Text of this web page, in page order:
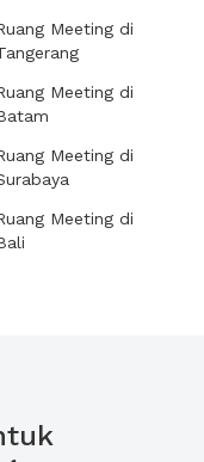
Meeting di
Meeting di
Meeting di
Meeting di